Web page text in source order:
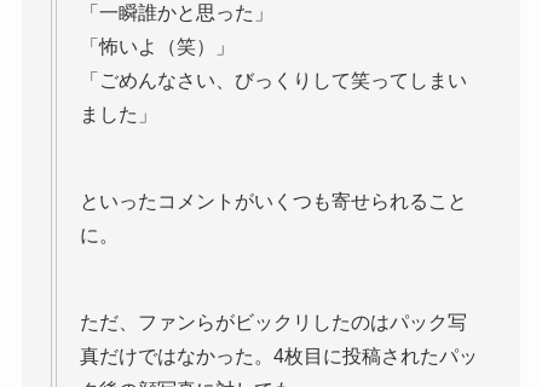
「一瞬誰かと思った」
「怖いよ（笑）」
「ごめんなさい、びっくりして笑ってしまい
ました」
といったコメントがいくつも寄せられること
に。
ただ、ファンらがビックリしたのはパック写
真だけではなかった。4枚目に投稿されたパッ